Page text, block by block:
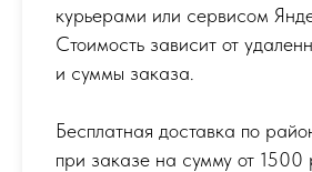
курьерами или сервисом
Стоимость зависит от
и суммы заказа.
Бесплатная доставка по
при заказе на сумму от 1500